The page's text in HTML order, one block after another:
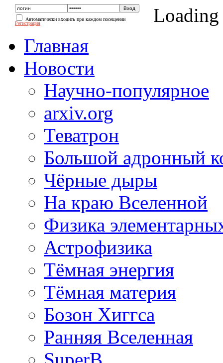
Автоматически входить при каждом посещении
Регистрация
Loading
Главная
Новости
Научно-популярное
arxiv.org
Теватрон
Большой адронный
Чёрные дыры
На краю Вселенной
Физика
Астрофизика
Тёмная энергия
Тёмная материя
Бозон Хиггса
Ранняя Вселенная